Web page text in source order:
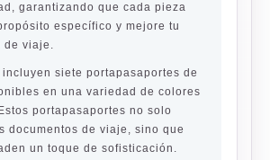
garantizando que cada pieza
específico y mejore tu
de viaje.
incluyen siete portapasaportes de
en una variedad de colores
portapasaportes no solo
documentos de viaje, sino que
un toque de sofisticación.